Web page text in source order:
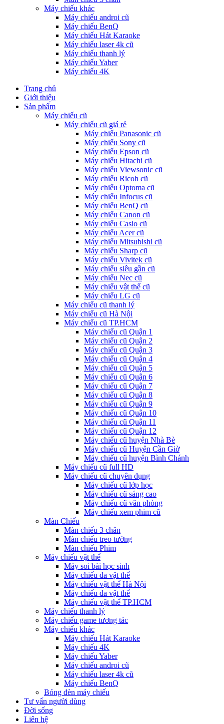
Máy chiếu khác
Máy chiếu androi cũ
Máy chiếu BenQ
Máy chiếu Hát Karaoke
Máy chiếu laser 4k cũ
Máy chiếu thanh lý
Máy chiếu Yaber
Máy chiếu 4K
Trang chủ
Giới thiệu
Sản phẩm
Máy chiếu cũ
Máy chiếu cũ giá rẻ
Máy chiếu Panasonic cũ
Máy chiếu Sony cũ
Máy chiếu Epson cũ
Máy chiếu Hitachi cũ
Máy chiếu Viewsonic cũ
Máy chiếu Ricoh cũ
Máy chiếu Optoma cũ
Máy chiếu Infocus cũ
Máy chiếu BenQ cũ
Máy chiếu Canon cũ
Máy chiếu Casio cũ
Máy chiếu Acer cũ
Máy chiếu Mitsubishi cũ
Máy chiếu Sharp cũ
Máy chiếu Vivitek cũ
Máy chiếu siêu gần cũ
Máy chiếu Nec cũ
Máy chiếu vật thể cũ
Máy chiếu LG cũ
Máy chiếu cũ thanh lý
Máy chiếu cũ Hà Nội
Máy chiếu cũ TP.HCM
Máy chiếu cũ Quận 1
Máy chiếu cũ Quận 2
Máy chiếu cũ Quận 3
Máy chiếu cũ Quận 4
Máy chiếu cũ Quận 5
Máy chiếu cũ Quận 6
Máy chiếu cũ Quận 7
Máy chiếu cũ Quận 8
Máy chiếu cũ Quận 9
Máy chiếu cũ Quận 10
Máy chiếu cũ Quận 11
Máy chiếu cũ Quận 12
Máy chiếu cũ huyện Nhà Bè
Máy chiếu cũ Huyện Cần Giờ
Máy chiếu cũ huyện Bình Chánh
Máy chiếu cũ full HD
Máy chiếu cũ chuyên dụng
Máy chiếu cũ lớp học
Máy chiếu cũ sáng cao
Máy chiếu cũ văn phòng
Máy chiếu xem phim cũ
Màn Chiếu
Màn chiếu 3 chân
Màn chiếu treo tường
Màn chiếu Phim
Máy chiếu vật thể
Máy soi bài học sinh
Máy chiếu đa vật thể
Máy chiếu vật thể Hà Nội
Máy chiếu đa vật thể
Máy chiếu vật thể TP.HCM
Máy chiếu thanh lý
Máy chiếu game tương tác
Máy chiếu khác
Máy chiếu Hát Karaoke
Máy chiếu 4K
Máy chiếu Yaber
Máy chiếu androi cũ
Máy chiếu laser 4k cũ
Máy chiếu BenQ
Bóng đèn máy chiếu
Tư vấn người dùng
Đời sống
Liên hệ